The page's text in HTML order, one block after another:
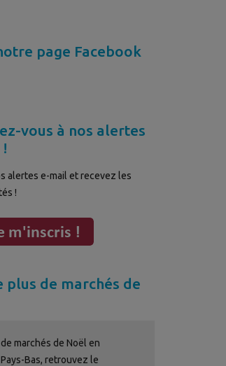
page Facebook
vous à nos alertes
alertes e-mail et recevez les
!
plus de marchés de
marchés de Noël en
Bas, retrouvez le